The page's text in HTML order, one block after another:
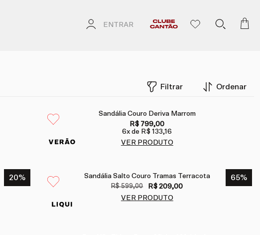
ENTRAR
Filtrar Ordenar
Sandália Couro Deriva Marrom
R$ 799,00
6x de R$ 133,16
VER PRODUTO
20% 65%
Sandália Salto Couro Tramas Terracota
R$ 599,00
R$ 209,00
VER PRODUTO